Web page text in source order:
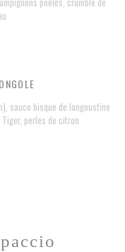
sauce bisque de langoustine
perles de citron